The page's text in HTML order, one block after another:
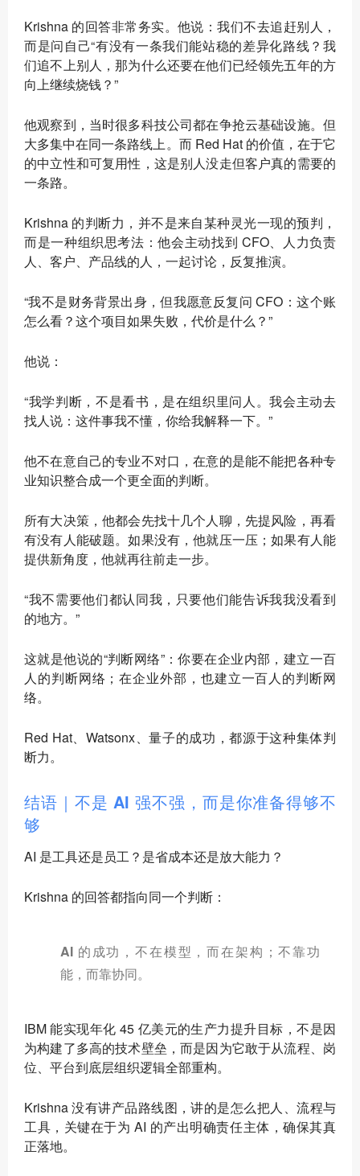
Krishna 的回答非常务实。他说：我们不去追赶别人，
而是问自己“有没有一条我们能站稳的差异化路线？我
们追不上别人，那为什么还要在他们已经领先五年的方
向上继续烧钱？”
他观察到，当时很多科技公司都在争抢云基础设施。但
大多集中在同一条路线上。而 Red Hat 的价值，在于它
的中立性和可复用性，这是别人没走但客户真的需要的
一条路。
Krishna 的判断力，并不是来自某种灵光一现的预判，
而是一种组织思考法：他会主动找到 CFO、人力负责
人、客户、产品线的人，一起讨论，反复推演。
“我不是财务背景出身，但我愿意反复问 CFO：这个账
怎么看？这个项目如果失败，代价是什么？”
他说：
“我学判断，不是看书，是在组织里问人。我会主动去
找人说：这件事我不懂，你给我解释一下。”
他不在意自己的专业不对口，在意的是能不能把各种专
业知识整合成一个更全面的判断。
所有大决策，他都会先找十几个人聊，先提风险，再看
有没有人能破题。如果没有，他就压一压；如果有人能
提供新角度，他就再往前走一步。
“我不需要他们都认同我，只要他们能告诉我我没看到
的地方。”
这就是他说的“判断网络”：你要在企业内部，建立一百
人的判断网络；在企业外部，也建立一百人的判断网
络。
Red Hat、Watsonx、量子的成功，都源于这种集体判
断力。
结语｜不是 AI 强不强，而是你准备得够不
够
AI 是工具还是员工？是省成本还是放大能力？
Krishna 的回答都指向同一个判断：
AI 的成功，不在模型，而在架构；不靠功
能，而靠协同。
IBM 能实现年化 45 亿美元的生产力提升目标，不是因
为构建了多高的技术壁垒，而是因为它敢于从流程、岗
位、平台到底层组织逻辑全部重构。
Krishna 没有讲产品路线图，讲的是怎么把人、流程与
工具，关键在于为 AI 的产出明确责任主体，确保其真
正落地。